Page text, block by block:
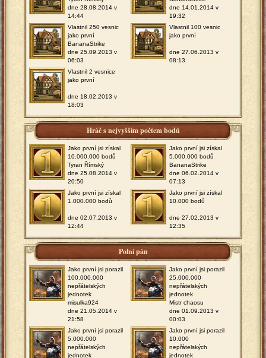
dne 28.08.2014 v
14:44
dne 14.01.2014 v
19:32
Vlastnil 250 vesnic
jako první
BananaStrike
dne 25.09.2013 v
06:03
Vlastnil 100 vesnic
jako první
dne 27.06.2013 v
08:13
Vlastnil 2 vesnice
jako první
dne 18.02.2013 v
18:03
Hráč s nejvyšším počtem bodů
Jako první jsi získal
10.000.000 bodů
Tyran Římský
dne 25.08.2014 v
20:50
Jako první jsi získal
5.000.000 bodů
BananaStrike
dne 06.02.2014 v
07:13
Jako první jsi získal
1.000.000 bodů
dne 02.07.2013 v
12:44
Jako první jsi získal
10.000 bodů
dne 27.02.2013 v
12:35
Polní pán
Jako první jsi porazil
100.000.000
nepřátelských
jednotek
misulka924
dne 21.05.2014 v
21:58
Jako první jsi porazil
25.000.000
nepřátelských
jednotek
Mistr chaosu
dne 01.09.2013 v
00:03
Jako první jsi porazil
5.000.000
nepřátelských
jednotek
Jako první jsi porazil
10.000
nepřátelských
jednotek